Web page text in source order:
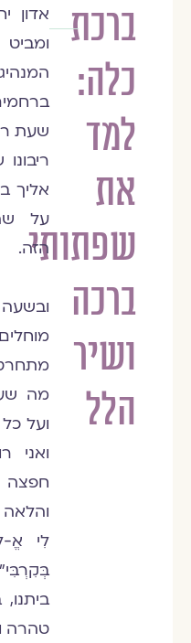
ברכת
כלה:
למד
את
שפתותי
ברכה
ושיר
הלל
תהלה
מגד-בוק
אדון
שעת
אליך
על
הזה.
מה
ועל
ואני
לִי אֱ-
טהרה